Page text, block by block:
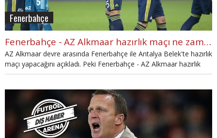
Fenerbahçe
Fenerbahçe - AZ Alkmaar hazırlık maçı ne zaman, saat kaçta?
AZ Alkmaar devre arasında Fenerbahçe ile Antalya Belek'te hazırlık
maçı yapacağını açıkladı. Peki Fenerbahçe - AZ Alkmaar hazırlık
maçı ne zaman, saat kaçta? Detaylar haberimizde.